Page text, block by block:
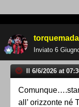
torquemada
Inviato 6
Il 6/6/2026 at
all’ orizzonte né